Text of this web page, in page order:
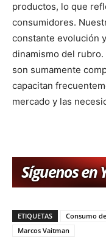
productos, lo que
consumidores.
constante evolución
dinamismo del
son sumamente
capacitan
mercado y las
ETIQUETAS Consumo
Marcos Vaitman